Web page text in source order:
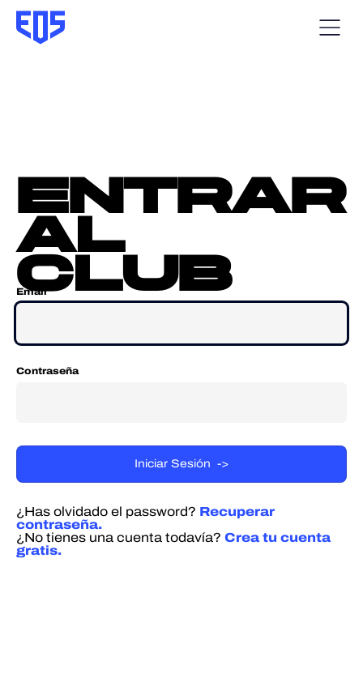
entrar
al
club
Email
Contraseña
¿Has olvidado el password? Recuperar
contraseña.
¿No tienes una cuenta todavía? Crea tu cuenta
gratis.